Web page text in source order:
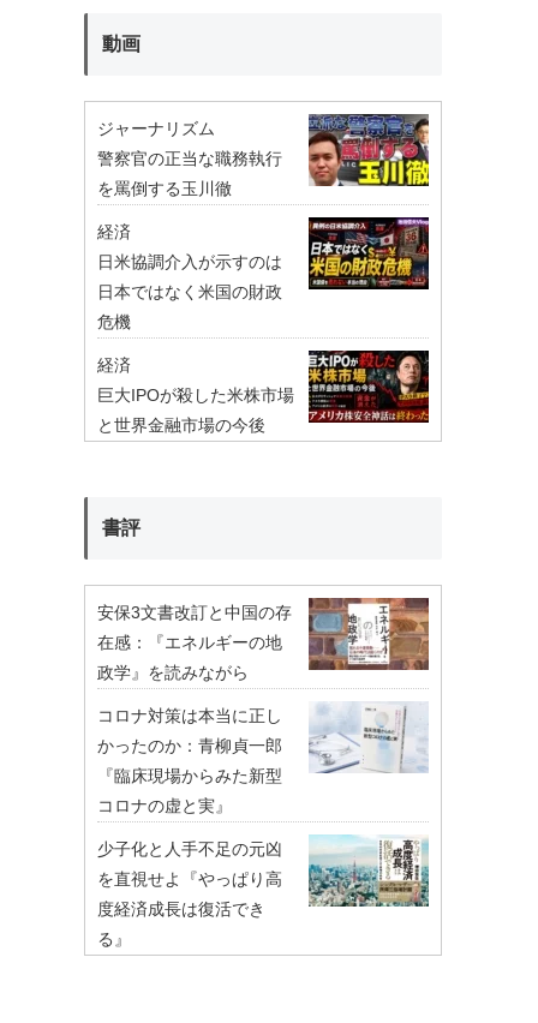
動画
ジャーナリズム
警察官の正当な職務執行
を罵倒する玉川徹
経済
日米協調介入が示すのは
日本ではなく米国の財政
危機
経済
巨大IPOが殺した米株市場
と世界金融市場の今後
書評
安保3文書改訂と中国の存
在感：『エネルギーの地
政学』を読みながら
コロナ対策は本当に正し
かったのか：青柳貞一郎
『臨床現場からみた新型
コロナの虚と実』
少子化と人手不足の元凶
を直視せよ『やっぱり高
度経済成長は復活でき
る』